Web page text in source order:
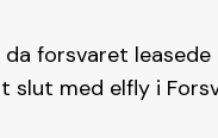
forsvaret leasede
med elfly i